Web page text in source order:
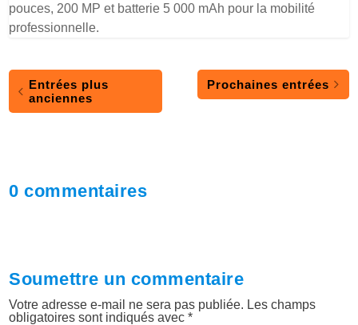
pouces, 200 MP et batterie 5 000 mAh pour la mobilité
professionnelle.
Entrées plus
anciennes
Prochaines entrées
0 commentaires
Soumettre un commentaire
Votre adresse e-mail ne sera pas publiée. Les champs
obligatoires sont indiqués avec*